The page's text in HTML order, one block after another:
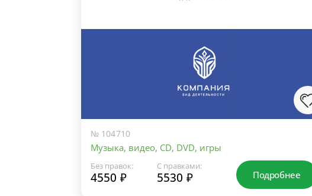
№ 104710
Музыка, видео, CD, DVD, игры
Без правок:
4550 ₽
С правками:
5530 ₽ Подробнее